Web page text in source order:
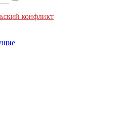
конфликт